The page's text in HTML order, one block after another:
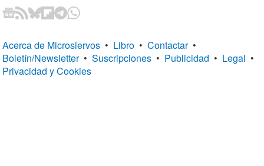
Acerca de Microsiervos • Libro • Contactar •
Boletín/Newsletter • Suscripciones • Publicidad • Legal •
Privacidad y Cookies